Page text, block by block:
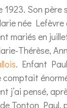
Son père
née
mariés en
Thérèse,
. Enfant
comptait
j’ai pensé,
Tonton Paul,